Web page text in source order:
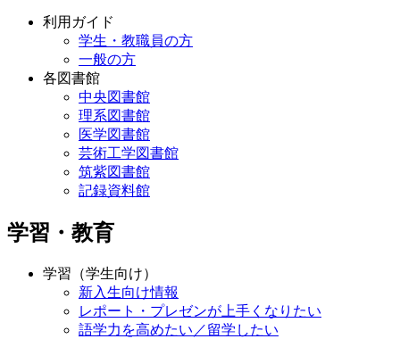
利用ガイド
学生・教職員の方
一般の方
各図書館
中央図書館
理系図書館
医学図書館
芸術工学図書館
筑紫図書館
記録資料館
学習・教育
学習（学生向け）
新入生向け情報
レポート・プレゼンが上手くなりたい
語学力を高めたい／留学したい